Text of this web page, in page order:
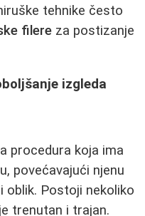
tehnike često
filere za postizanje
izgleda
procedura koja ima
povećavajući njenu
oblik. Postoji nekoliko
trenutan i trajan.